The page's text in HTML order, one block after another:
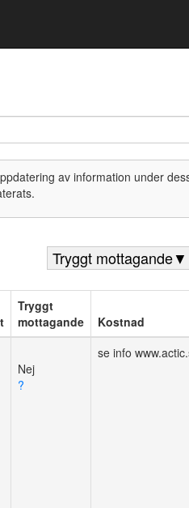
av information under
Tryggt mottagande▼
Tryggt
mottagande
Kostnad
?
se info